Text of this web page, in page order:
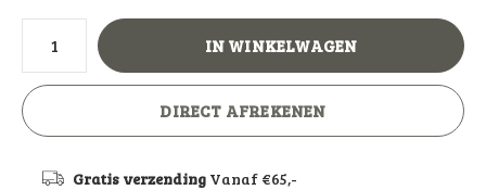
IN WINKELWAGEN
DIRECT AFREKENEN
Gratis verzendingVanaf €65,-